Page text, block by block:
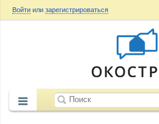
Войти или зарегистрироваться